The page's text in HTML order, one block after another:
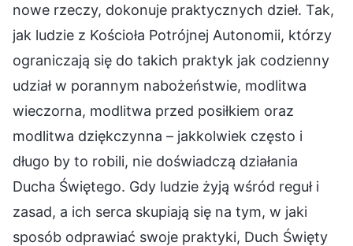
nowe rzeczy, dokonuje praktycznych dzieł. Tak,
jak ludzie z Kościoła Potrójnej Autonomii, którzy
ograniczają się do takich praktyk jak codzienny
udział w porannym nabożeństwie, modlitwa
wieczorna, modlitwa przed posiłkiem oraz
modlitwa dziękczynna – jakkolwiek często i
długo by to robili, nie doświadczą działania
Ducha Świętego. Gdy ludzie żyją wśród reguł i
zasad, a ich serca skupiają się na tym, w jaki
sposób odprawiać swoje praktyki, Duch Święty